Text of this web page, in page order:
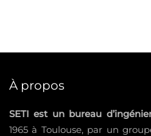
À propos
SETI est un bureau
1965 à Toulouse, par un